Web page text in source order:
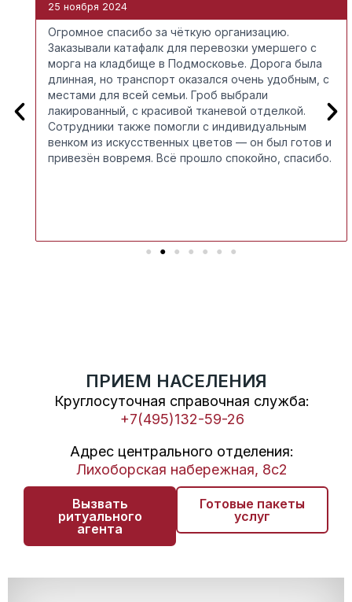
25 ноября 2024
Огромное спасибо за чёткую организацию.
Заказывали катафалк для перевозки умершего с
морга на кладбище в Подмосковье. Дорога была
длинная, но транспорт оказался очень удобным, с
местами для всей семьи. Гроб выбрали
лакированный, с красивой тканевой отделкой.
Сотрудники также помогли с индивидуальным
венком из искусственных цветов — он был готов и
привезён вовремя. Всё прошло спокойно, спасибо.
ПРИЕМ НАСЕЛЕНИЯ
Круглосуточная справочная служба:
+7(495)132-59-26
Адрес центрального отделения:
Лихоборская набережная, 8с2
Вызвать
ритуального
агента
Готовые пакеты
услуг